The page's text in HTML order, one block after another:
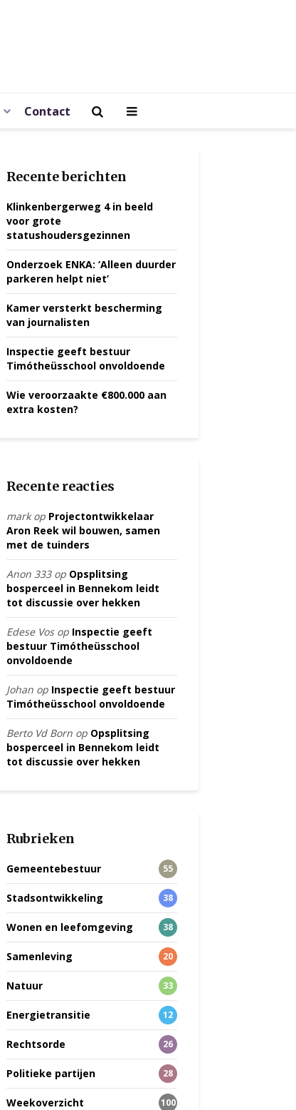
Contact
Recente berichten
Klinkenbergerweg 4 in beeld
voor grote
statushoudersgezinnen
Onderzoek ENKA: ‘Alleen duurder
parkeren helpt niet’
Kamer versterkt bescherming
van journalisten
Inspectie geeft bestuur
Timótheüsschool onvoldoende
Wie veroorzaakte €800.000 aan
extra kosten?
Recente reacties
markop Projectontwikkelaar
Aron Reek wil bouwen, samen
met de tuinders
Anon 333op Opsplitsing
bosperceel in Bennekom leidt
tot discussie over hekken
Edese Vosop Inspectie geeft
bestuur Timótheüsschool
onvoldoende
Johan op Inspectie geeft bestuur
Timótheüsschool onvoldoende
Berto Vd Born op Opsplitsing
bosperceel in Bennekom leidt
tot discussie over hekken
Rubrieken
Gemeentebestuur 55
Stadsontwikkeling 38
Wonen en leefomgeving 38
Samenleving 20
Natuur 33
Energietransitie 12
Rechtsorde 26
Politieke partijen 28
Weekoverzicht 100